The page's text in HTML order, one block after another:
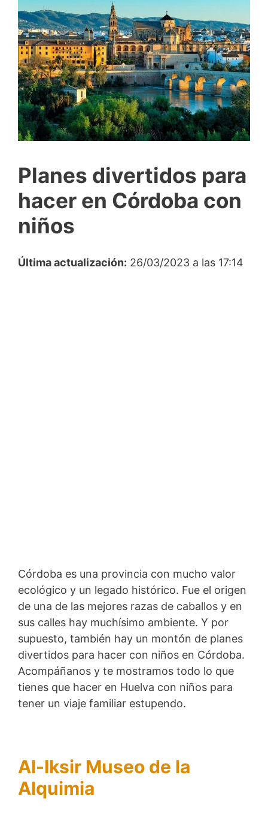
Planes divertidos para
hacer en Córdoba con
niños
Última actualización: 26/03/2023 a las 17:14
Córdoba es una provincia con mucho valor
ecológico y un legado histórico. Fue el origen
de una de las mejores razas de caballos y en
sus calles hay muchísimo ambiente. Y por
supuesto, también hay un montón de planes
divertidos para hacer con niños en Córdoba.
Acompáñanos y te mostramos todo lo que
tienes que hacer en Huelva con niños para
tener un viaje familiar estupendo.
Al-Iksir Museo de la
Alquimia